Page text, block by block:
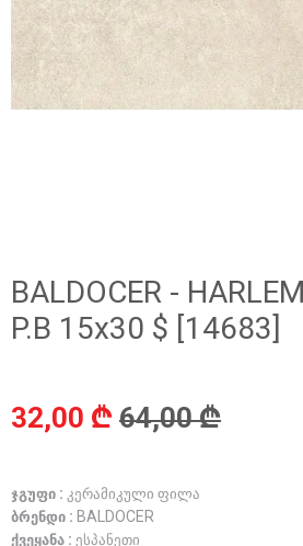
BALDOCER -
P.B 15x30 $ [14683]
32,00 ₾ 64,00 ₾
ჯგუფი : კერამიკული ფილა
ბრენდი : BALDOCER
ქვეყანა : ესპანეთი